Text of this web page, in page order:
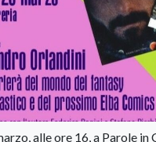
alle ore 16, a Parole in